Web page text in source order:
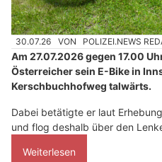
30.07.26 VON POLIZEI.NEWS
Am 27.07.2026 gegen 17.00
Österreicher sein E-Bike in
Kerschbuchhofweg talwärts.
Dabei betätigte er laut
und flog deshalb über den
Weiterlesen